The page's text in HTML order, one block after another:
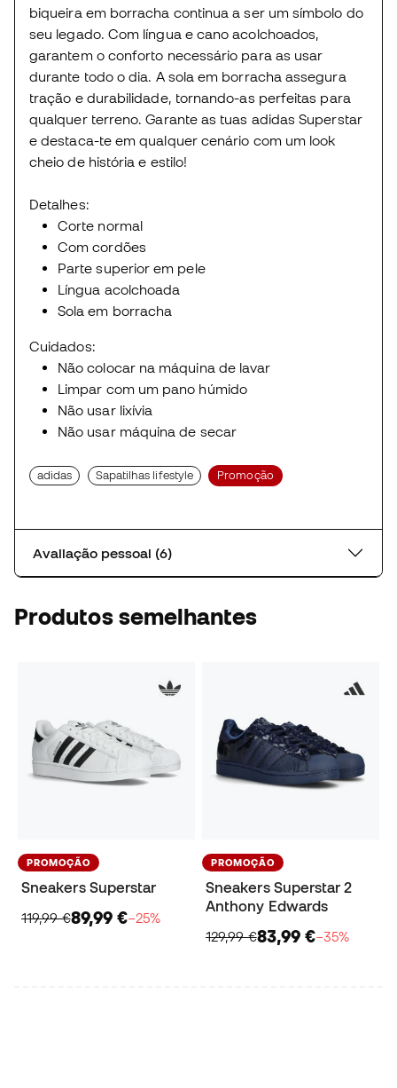
biqueira em borracha continua a ser um símbolo do
seu legado. Com língua e cano acolchoados,
garantem o conforto necessário para as usar
durante todo o dia. A sola em borracha assegura
tração e durabilidade, tornando-as perfeitas para
qualquer terreno. Garante as tuas adidas Superstar
e destaca-te em qualquer cenário com um look
cheio de história e estilo!
Detalhes:
Corte normal
Com cordões
Parte superior em pele
Língua acolchoada
Sola em borracha
Cuidados:
Não colocar na máquina de lavar
Limpar com um pano húmido
Não usar lixívia
Não usar máquina de secar
adidas Sapatilhas lifestyle Promoção
Avaliação pessoal (6)
Produtos semelhantes
PROMOÇÃO
Sneakers Superstar
119,99 €89,99 €−25%
PROMOÇÃO
Sneakers Superstar 2
Anthony Edwards
129,99 €83,99 €−35%